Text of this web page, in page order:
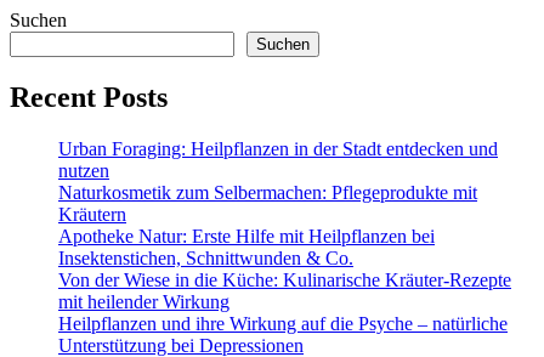
Suchen
Suchen
Recent Posts
Urban Foraging: Heilpflanzen in der Stadt entdecken und
nutzen
Naturkosmetik zum Selbermachen: Pflegeprodukte mit
Kräutern
Apotheke Natur: Erste Hilfe mit Heilpflanzen bei
Insektenstichen, Schnittwunden & Co.
Von der Wiese in die Küche: Kulinarische Kräuter-Rezepte
mit heilender Wirkung
Heilpflanzen und ihre Wirkung auf die Psyche – natürliche
Unterstützung bei Depressionen